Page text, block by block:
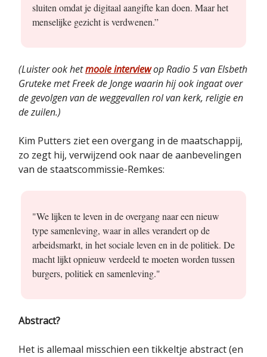
sluiten omdat je digitaal aangifte kan doen. Maar het
menselijke gezicht is verdwenen.”
(Luister ook hetmooie interviewop Radio 5 van Elsbeth
Gruteke met Freek de Jonge waarin hij ook ingaat over
de gevolgen van de weggevallen rol van kerk, religie en
de zuilen.)
Kim Putters ziet een overgang in de maatschappij,
zo zegt hij, verwijzend ook naar de aanbevelingen
van de staatscommissie-Remkes:
"We lijken te leven in de overgang naar een nieuw
type samenleving, waar in alles verandert op de
arbeidsmarkt, in het sociale leven en in de politiek. De
macht lijkt opnieuw verdeeld te moeten worden tussen
burgers, politiek en samenleving."
Abstract?
Het is allemaal misschien een tikkeltje abstract (en